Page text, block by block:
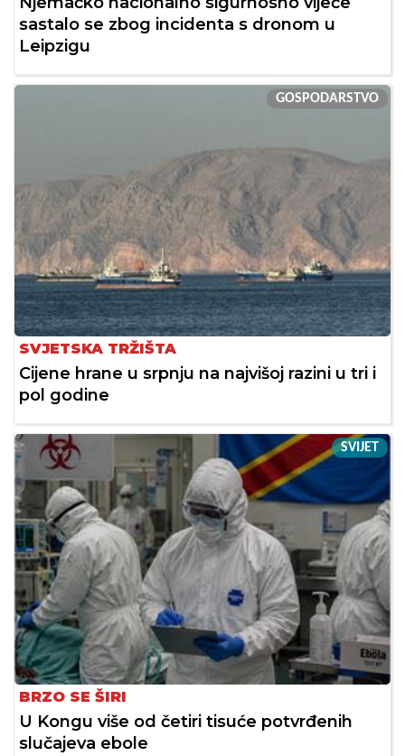
sastalo se zbog incidenta s dronom u
Leipzigu
GOSPODARSTVO
SVJETSKA TRŽIŠTA
Cijene hrane u srpnju na najvišoj razini u tri i
pol godine
SVIJET
BRZO SE ŠIRI
U Kongu više od četiri tisuće potvrđenih
slučajeva ebole